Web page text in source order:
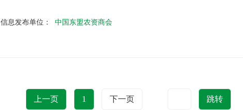
信息发布单位： 中国东盟农资商会
上一页 1 下一页 跳转